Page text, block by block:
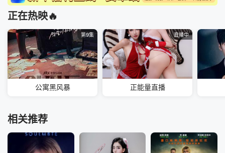
正在热映🔥
第9集
公寓黑风暴
直播中
正能量直播
相关推荐